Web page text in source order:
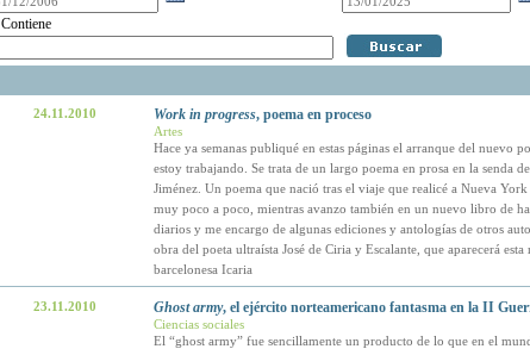
Contiene
24.11.2010 Work in progress, poema en proceso
Artes
Hace ya semanas publiqué en estas páginas el arranque del nuevo
estoy trabajando. Se trata de un largo poema en prosa en la senda
Jiménez. Un poema que nació tras el viaje que realicé a Nueva
muy poco a poco, mientras avanzo también en un nuevo libro de
diarios y me encargo de algunas ediciones y antologías de otros
obra del poeta ultraísta José de Ciria y Escalante, que aparecerá
barcelonesa Icaria
23.11.2010 Ghost army, el ejército norteamericano fantasma en la II
Ciencias sociales
El “ghost army” fue sencillamente un producto de lo que en el